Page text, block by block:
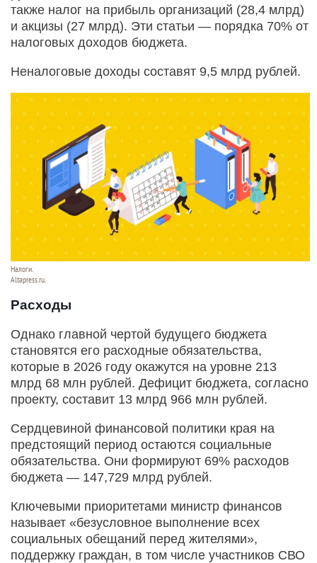
также налог на прибыль организаций (28,4 млрд)
и акцизы (27 млрд). Эти статьи — порядка 70% от
налоговых доходов бюджета.
Неналоговые доходы составят 9,5 млрд рублей.
Налоги.
Altapress.ru.
Расходы
Однако главной чертой будущего бюджета
становятся его расходные обязательства,
которые в 2026 году окажутся на уровне 213
млрд 68 млн рублей. Дефицит бюджета, согласно
проекту, составит 13 млрд 966 млн рублей.
Сердцевиной финансовой политики края на
предстоящий период остаются социальные
обязательства. Они формируют 69% расходов
бюджета — 147,729 млрд рублей.
Ключевыми приоритетами министр финансов
называет «безусловное выполнение всех
социальных обещаний перед жителями»,
поддержку граждан, в том числе участников СВО